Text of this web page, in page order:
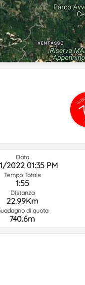
Data
2022 01:35 PM
Tempo Totale
1:55
Distanza
22.99Km
di quota
740.6m